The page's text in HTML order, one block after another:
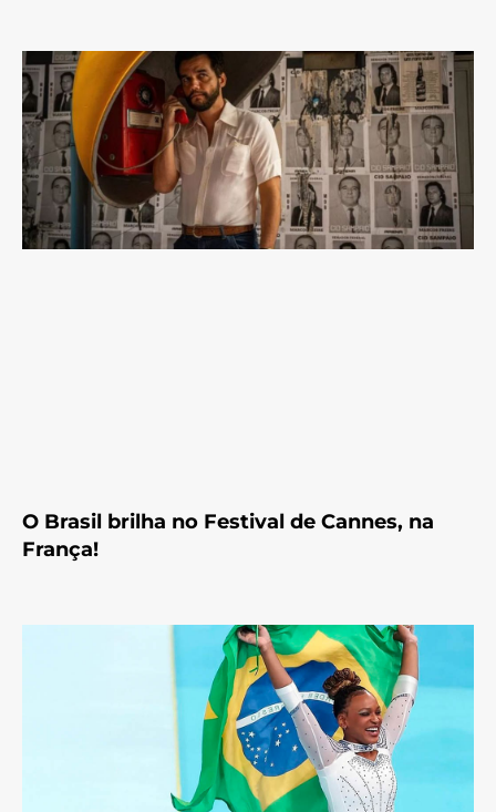
O Brasil brilha no Festival de Cannes, na
França!